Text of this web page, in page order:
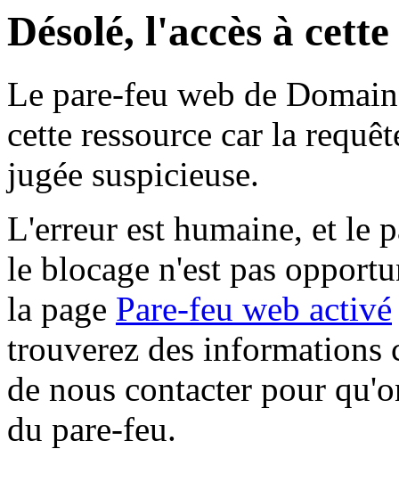
Désolé, l'accès à
Le pare-feu web de
cette ressource car la
jugée suspicieuse.
L'erreur est humaine, et le
le blocage n'est pas
la page Pare-feu web activé
trouverez des informations
de nous contacter pour
du pare-feu.